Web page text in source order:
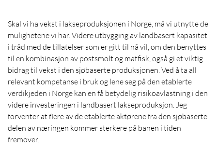
Skal vi ha vekst i lakseproduksjonen i Norge, må vi utnytte de
mulighetene vi har. Videre utbygging av landbasert kapasitet
i tråd med de tillatelser som er gitt til nå vil, om den benyttes
til en kombinasjon av postsmolt og matfisk, også gi et viktig
bidrag til vekst i den sjøbaserte produksjonen. Ved å ta all
relevant kompetanse i bruk og lene seg på den etablerte
verdikjeden i Norge kan en få betydelig risikoavlastning i den
videre investeringen i landbasert lakseproduksjon. Jeg
forventer at flere av de etablerte aktørene fra den sjøbaserte
delen av næringen kommer sterkere på banen i tiden
fremover.